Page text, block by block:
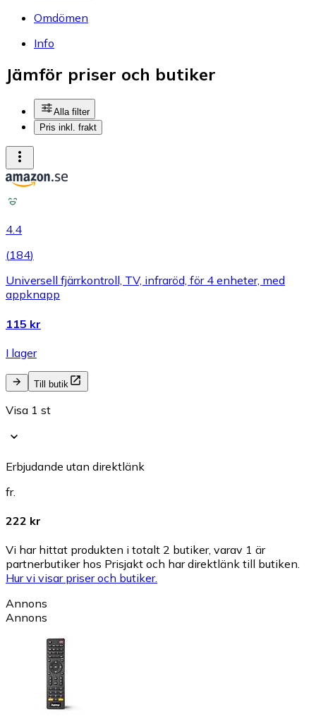
Omdömen
Info
Jämför priser och butiker
Alla filter
Pris inkl. frakt
4.4
(184)
Universell fjärrkontroll, TV, infraröd, för 4 enheter, med
appknapp
115 kr
I lager
Till butik
Visa 1 st
Erbjudande utan direktlänk
fr.
222 kr
Vi har hittat produkten i totalt 2 butiker, varav 1 är
partnerbutiker hos Prisjakt och har direktlänk till butiken.
Hur vi visar priser och butiker.
Annons
Annons